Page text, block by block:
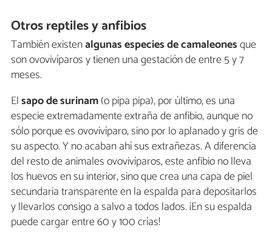
Otros reptiles y anfibios
También existenalgunas especies de camaleonesque
son ovovivíparos y tienen una gestación de entre 5 y 7
meses.
Elsapo de surinam(o pipa pipa), por último, es una
especie extremadamente extraña de anfibio, aunque no
sólo porque es ovovivíparo, sino por lo aplanado y gris de
su aspecto. Y no acaban ahí sus extrañezas. A diferencia
del resto de animales ovovivíparos, este anfibio no lleva
los huevos en su interior, sino que crea una capa de piel
secundaria transparente en la espalda para depositarlos
y llevarlos consigo a salvo a todos lados. ¡En su espalda
puede cargar entre 60 y 100 crías!